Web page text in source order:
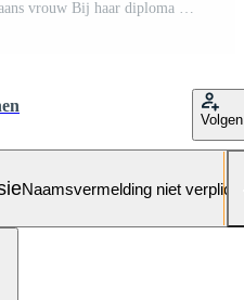
opgewonden Afrikaanse Amerikaans vrouw Bij haar diploma uitreiking. Pro Foto
Volgen
Naamsvermelding niet verplicht